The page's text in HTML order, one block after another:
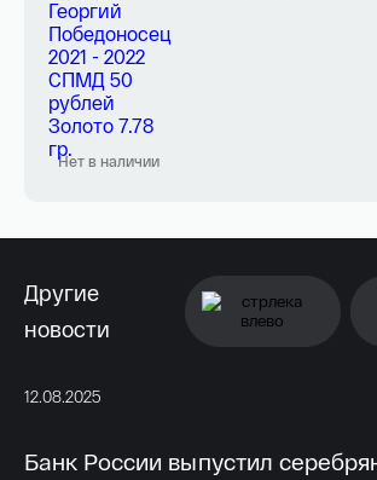
Нет в наличии
Другие
новости
12.08.2025
Банк России выпустил